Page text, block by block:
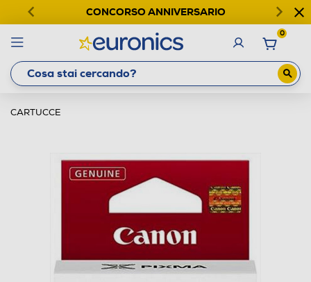
CONCORSO ANNIVERSARIO
0
CARTUCCE